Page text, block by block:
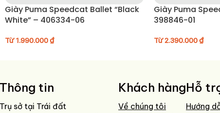
Giày Puma Speedcat Ballet “Black
White” – 406334-06
Từ1.990.000₫
Giày Puma
398846-01
Từ2.390.000₫
Thông tin
Trụ sở tại Trái đất
Khách hàng
Về chúng tôi
Hỗ
Hướng